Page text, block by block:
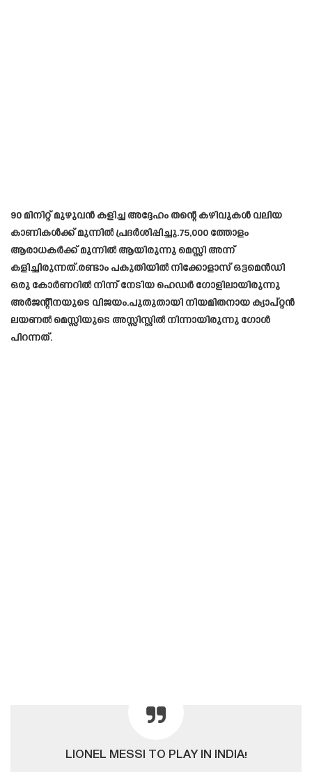
90 മിനിറ്റ് മുഴുവൻ കളിച്ച അദ്ദേഹം തന്റെ കഴിവുകൾ വലിയ
കാണികൾക്ക് മുന്നിൽ പ്രദർശിപ്പിച്ചു.75,000 ത്തോളം
ആരാധകർക്ക് മുന്നിൽ ആയിരുന്നു മെസ്സി അന്ന്
കളിച്ചിരുന്നത്.രണ്ടാം പകുതിയിൽ നിക്കോളാസ് ഒട്ടമെൻഡി
ഒരു കോർണറിൽ നിന്ന് നേടിയ ഹെഡർ ഗോളിലായിരുന്നു
അർജന്റീനയുടെ വിജയം.പുതുതായി നിയമിതനായ ക്യാപ്റ്റൻ
ലയണൽ മെസ്സിയുടെ അസ്സിസ്റ്റിൽ നിന്നായിരുന്നു ഗോൾ
പിറന്നത്.
LIONEL MESSI TO PLAY IN INDIA!